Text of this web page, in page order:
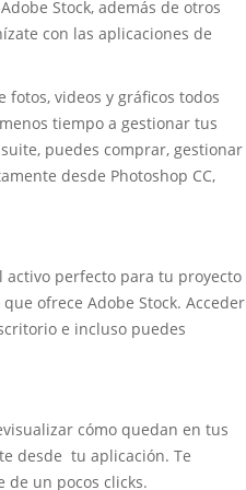
Stock, además de otros
con las aplicaciones de
videos y gráficos todos
tiempo a gestionar tus
puedes comprar, gestionar
desde Photoshop CC,
activo perfecto para tu proyecto
ofrece Adobe Stock. Acceder
e incluso puedes
cómo quedan en tus
desde tu aplicación. Te
de un pocos clicks.